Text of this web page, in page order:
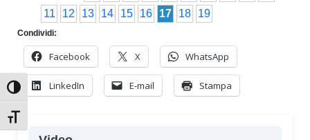
Attiva/disattiva alto contrasto
Attiva/disattiva dimensione testo
11
12 13 14 15 16 17 18 19
Condividi:
Facebook X WhatsApp
LinkedIn E-mail Stampa